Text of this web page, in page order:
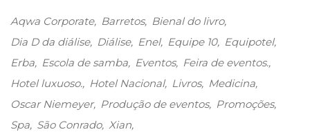
Aqwa Corporate Barretos
Bienal do livro
Dia D da diálise
Diálise Enel Equipe 10
Equipotel
Erba
Escola de samba Eventos
Feira de eventos.
Hotel luxuoso.
Hotel Nacional Livros
Medicina
Oscar Niemeyer
Produção de eventos
Promoções
Spa São Conrado Xian